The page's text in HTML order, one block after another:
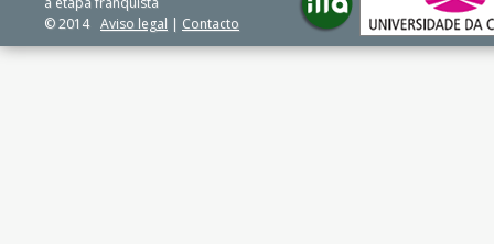
© 2014 Aviso legal | Contacto